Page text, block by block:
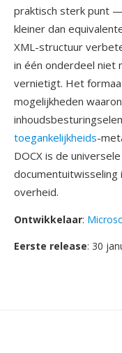
praktisch sterk punt
kleiner dan
XML-structuur
in één onderdeel niet
vernietigt. Het
mogelijkheden
toegankelijkheids-
DOCX is de
overheid.
Ontwikkelaar:
Eerste release: 30